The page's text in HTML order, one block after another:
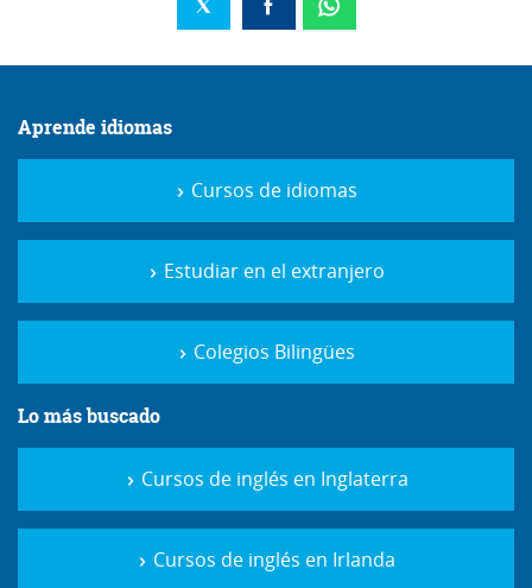
Aprende idiomas
Cursos de idiomas
Estudiar en el extranjero
Colegios Bilingües
Lo más buscado
Cursos de inglés en Inglaterra
Cursos de inglés en Irlanda